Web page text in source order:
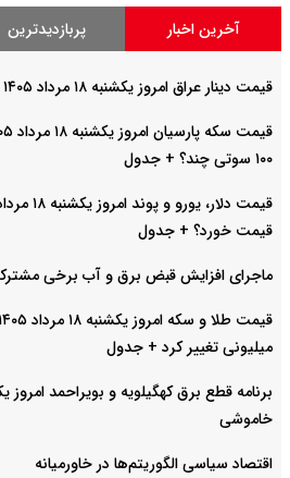
آخرین اخبار پربازدیدترین
قیمت دینار عراق امروز یکشنبه ۱۸ مرداد ۱۴۰۵ اعلام شد + جدول
۱۰۰ سوتی چند؟ + جدول
قیمت خورد؟ + جدول
ماجرای افزایش قبض برق و آب برخی
میلیونی تغییر کرد + جدول
خاموشی
اقتصاد سیاسی الگوریتم‌ها در خاورمیانه